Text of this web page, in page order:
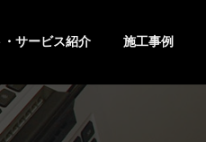
・サービス紹介 施工事例